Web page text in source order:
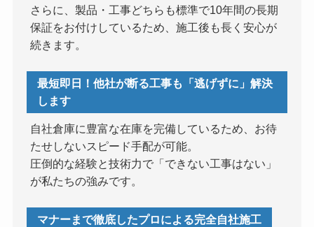
さらに、製品・工事どちらも標準で10年間の長期
保証をお付けしているため、施工後も長く安心が
続きます。
最短即日！他社が断る工事も「逃げずに」解決
します
自社倉庫に豊富な在庫を完備しているため、お待
たせしないスピード手配が可能。
圧倒的な経験と技術力で「できない工事はない」
が私たちの強みです。
マナーまで徹底したプロによる完全自社施工